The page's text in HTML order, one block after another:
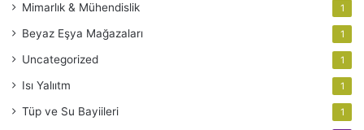
Mimarlık & Mühendislik 1
Beyaz Eşya Mağazaları 1
Uncategorized 1
Isı Yalııtm 1
Tüp ve Su Bayiileri 1